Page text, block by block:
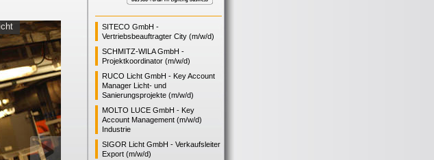
SITECO GmbH -
Vertriebsbeauftragter City (m/w/d)
SCHMITZ-WILA GmbH -
Projektkoordinator (m/w/d)
RUCO Licht GmbH - Key Account
Manager Licht- und
Sanierungsprojekte (m/w/d)
MOLTO LUCE GmbH - Key
Account Management (m/w/d)
Industrie
SIGOR Licht GmbH - Verkaufsleiter
Export (m/w/d)